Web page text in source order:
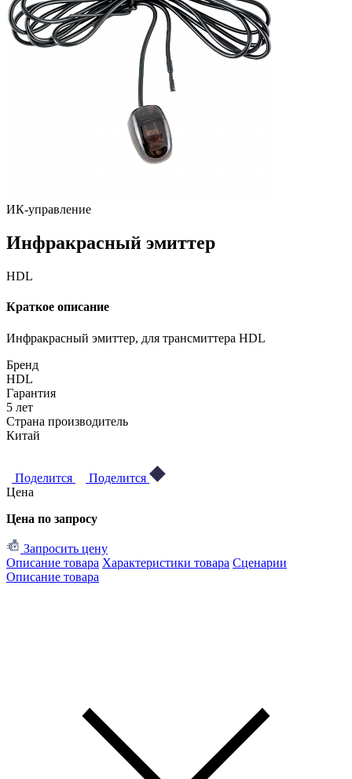
ИК-управление
Инфракрасный эмиттер
HDL
Краткое описание
Инфракрасный эмиттер, для трансмиттера HDL
Бренд
HDL
Гарантия
5 лет
Страна производитель
Китай
Поделится
Поделится
Цена
Цена по запросу
Запросить цену
Описание товара Характеристики товара Сценарии
Описание товара